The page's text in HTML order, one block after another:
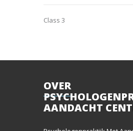
Class 3
OVER
AANDACHT